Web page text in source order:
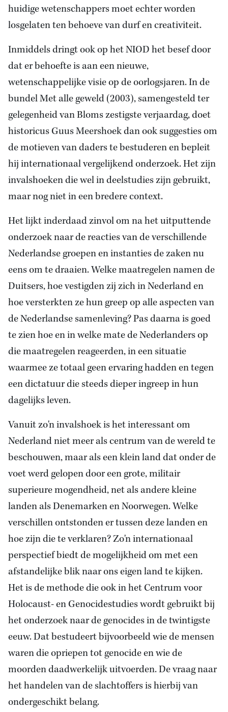
huidige wetenschappers moet echter worden
losgelaten ten behoeve van durf en creativiteit.
Inmiddels dringt ook op het NIOD het besef door
dat er behoefte is aan een nieuwe,
wetenschappelijke visie op de oorlogsjaren. In de
bundel Met alle geweld (2003), samengesteld ter
gelegenheid van Bloms zestigste verjaardag, doet
historicus Guus Meershoek dan ook suggesties om
de motieven van daders te bestuderen en bepleit
hij internationaal vergelijkend onderzoek. Het zijn
invalshoeken die wel in deelstudies zijn gebruikt,
maar nog niet in een bredere context.
Het lijkt inderdaad zinvol om na het uitputtende
onderzoek naar de reacties van de verschillende
Nederlandse groepen en instanties de zaken nu
eens om te draaien. Welke maatregelen namen de
Duitsers, hoe vestigden zij zich in Nederland en
hoe versterkten ze hun greep op alle aspecten van
de Nederlandse samenleving? Pas daarna is goed
te zien hoe en in welke mate de Nederlanders op
die maatregelen reageerden, in een situatie
waarmee ze totaal geen ervaring hadden en tegen
een dictatuur die steeds dieper ingreep in hun
dagelijks leven.
Vanuit zo'n invalshoek is het interessant om
Nederland niet meer als centrum van de wereld te
beschouwen, maar als een klein land dat onder de
voet werd gelopen door een grote, militair
superieure mogendheid, net als andere kleine
landen als Denemarken en Noorwegen. Welke
verschillen ontstonden er tussen deze landen en
hoe zijn die te verklaren? Zo'n internationaal
perspectief biedt de mogelijkheid om met een
afstandelijke blik naar ons eigen land te kijken.
Het is de methode die ook in het Centrum voor
Holocaust- en Genocidestudies wordt gebruikt bij
het onderzoek naar de genocides in de twintigste
eeuw. Dat bestudeert bijvoorbeeld wie de mensen
waren die opriepen tot genocide en wie de
moorden daadwerkelijk uitvoerden. De vraag naar
het handelen van de slachtoffers is hierbij van
ondergeschikt belang.